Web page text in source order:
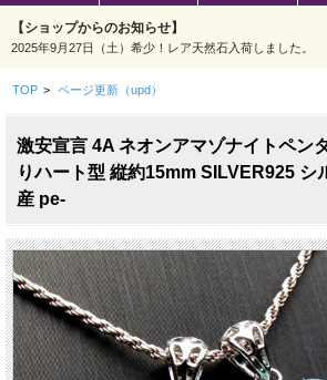
【ショップからのお知らせ】
2025年9月27日（土）希少！レア天然石入荷しました。
TOP > ページ更新（upd）
激安宣言 4A ネオンアマゾナイトペン
りハート型 縦約15mm SILVER925 シ
産 pe-